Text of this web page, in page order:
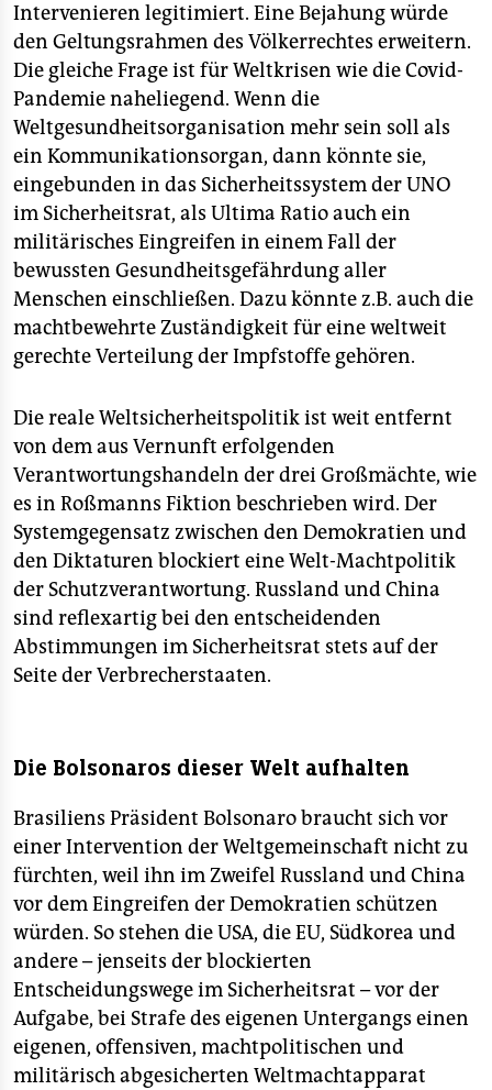
Intervenieren legitimiert. Eine Bejahung würde
den Geltungsrahmen des Völkerrechtes erweitern.
Die gleiche Frage ist für Weltkrisen wie die Covid-
Pandemie naheliegend. Wenn die
Weltgesundheitsorganisation mehr sein soll als
ein Kommunikationsorgan, dann könnte sie,
eingebunden in das Sicherheitssystem der UNO
im Sicherheitsrat, als Ultima Ratio auch ein
militärisches Eingreifen in einem Fall der
bewussten Gesundheitsgefährdung aller
Menschen einschließen. Dazu könnte z.B. auch die
machtbewehrte Zuständigkeit für eine weltweit
gerechte Verteilung der Impfstoffe gehören.
Die reale Weltsicherheitspolitik ist weit entfernt
von dem aus Vernunft erfolgenden
Verantwortungshandeln der drei Großmächte, wie
es in Roßmanns Fiktion beschrieben wird. Der
Systemgegensatz zwischen den Demokratien und
den Diktaturen blockiert eine Welt-Machtpolitik
der Schutzverantwortung. Russland und China
sind reflexartig bei den entscheidenden
Abstimmungen im Sicherheitsrat stets auf der
Seite der Verbrecherstaaten.
Die Bolsonaros dieser Welt aufhalten
Brasiliens Präsident Bolsonaro braucht sich vor
einer Intervention der Weltgemeinschaft nicht zu
fürchten, weil ihn im Zweifel Russland und China
vor dem Eingreifen der Demokratien schützen
würden. So stehen die USA, die EU, Südkorea und
andere – jenseits der blockierten
Entscheidungswege im Sicherheitsrat – vor der
Aufgabe, bei Strafe des eigenen Untergangs einen
eigenen, offensiven, machtpolitischen und
militärisch abgesicherten Weltmachtapparat